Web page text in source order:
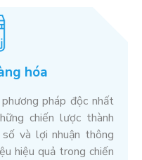
hóa
pháp độc nhất
chiến lược thành
và lợi nhuận thông
hiệu quả trong chiến